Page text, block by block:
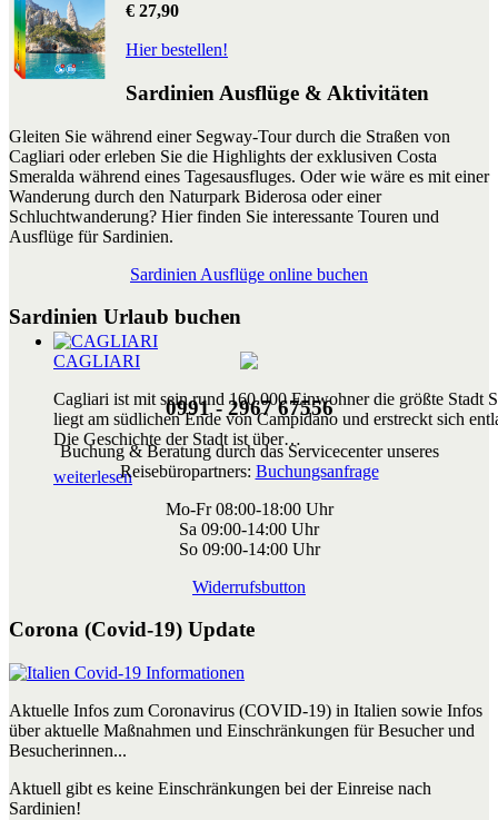
CAGLIARI
Cagliari ist mit sein rund 160.000 Einwohner die größte Stadt
liegt am südlichen Ende von Campidano und erstreckt sich
Die Geschichte der Stadt ist über…
weiterlesen
€ 27,90
Hier bestellen!
Sardinien Ausflüge & Aktivitäten
Gleiten Sie während einer Segway-Tour durch die Straßen von
Cagliari oder erleben Sie die Highlights der exklusiven Costa
Smeralda während eines Tagesausfluges. Oder wie wäre es mit einer
Wanderung durch den Naturpark Biderosa oder einer
Schluchtwanderung? Hier finden Sie interessante Touren und
Ausflüge für Sardinien.
Sardinien Ausflüge online buchen
Sardinien Urlaub buchen
0991 - 2967 67556
Buchung & Beratung durch das Servicecenter unseres
Reisebüropartners: Buchungsanfrage
Mo-Fr 08:00-18:00 Uhr
Sa 09:00-14:00 Uhr
So 09:00-14:00 Uhr
Widerrufsbutton
Corona (Covid-19) Update
Aktuelle Infos zum Coronavirus (COVID-19) in Italien sowie Infos
über aktuelle Maßnahmen und Einschränkungen für Besucher und
Besucherinnen...
Aktuell gibt es keine Einschränkungen bei der Einreise nach
Sardinien!